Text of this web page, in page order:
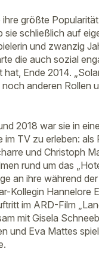
ihre größte
sie schließlich auf
und zwanzig
die auch sozial
hat, Ende 2014.
anderen Rollen
2018 war sie in
im TV zu erleben: als
und Christoph
rund um das
an ihre während
Kollegin Hannelore
im ARD-Film
mit Gisela
und Eva Mattes